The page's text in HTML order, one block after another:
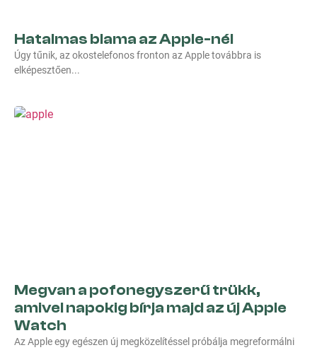
Hatalmas blama az Apple-nél
Úgy tűnik, az okostelefonos fronton az Apple továbbra is
elképesztően
Megvan a pofonegyszerű trükk,
amivel napokig bírja majd az új Apple
Watch
Az Apple egy egészen új megközelítéssel próbálja megreformálni